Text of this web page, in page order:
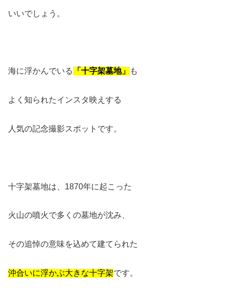
いいでしょう。
海に浮かんでいる 「十字架墓地」 も
よく知られたインスタ映えする
人気の記念撮影スポットです。
十字架墓地は、1870年に起こった
火山の噴火で多くの墓地が沈み、
その追悼の意味を込めて建てられた
沖合いに浮かぶ大きな十字架です。